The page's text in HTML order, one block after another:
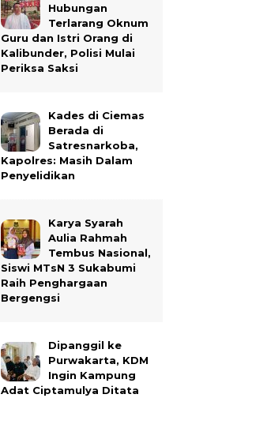
Hubungan
Terlarang Oknum
Guru dan Istri Orang di
Kalibunder, Polisi Mulai
Periksa Saksi
Kades di Ciemas
Berada di
Satresnarkoba,
Kapolres: Masih Dalam
Penyelidikan
Karya Syarah
Aulia Rahmah
Tembus Nasional,
Siswi MTsN 3 Sukabumi
Raih Penghargaan
Bergengsi
Dipanggil ke
Purwakarta, KDM
Ingin Kampung
Adat Ciptamulya Ditata